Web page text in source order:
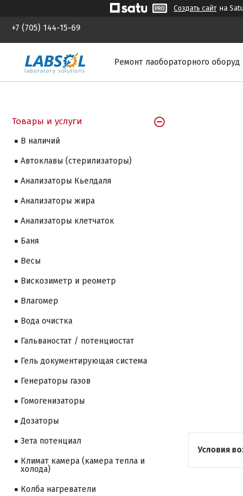
Создать сайт на
+7 (705) 144-15-69
Ремонт лаобораторного оборуд
Товары и услуги
В наличий
Автоклавы (стерилизаторы)
Анализаторы Кьелдаля
Анализаторы жира
Анализаторы клетчаток
Баня
Весы
Вискозиметр и реометр
Влагомер
Вода очистка
Гальваностат / потенциостат
Гель документирующая система
Генераторы газов
Гомогенизаторы
Дозаторы
Зета потенциал
Климат камера (камера тепла и
холода)
Колба нагреватели